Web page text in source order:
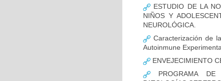
ESTUDIO DE LA
NIÑOS Y
NEUROLÓGICA.
Caracterización de
Autoinmune
ENVEJECIMIENTO
PROGRAMA DE